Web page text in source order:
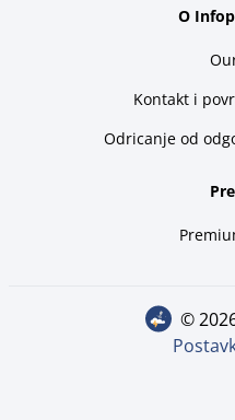
O
Kontakt i
Odricanje od
©